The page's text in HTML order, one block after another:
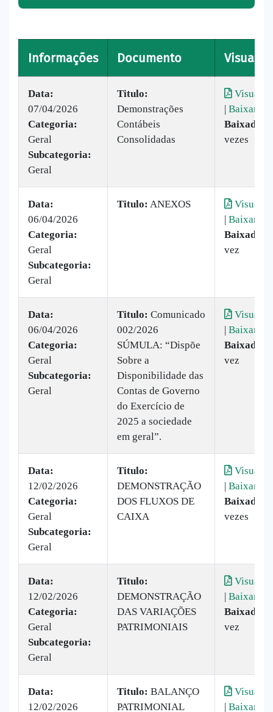
Informações Documento
Data:
07/04/2026
Categoria:
Geral
Subcategoria:
Geral
Titulo:
Demonstrações
Contábeis
Consolidadas
| Baixar
Baixado:
vezes
Data:
06/04/2026
Categoria:
Geral
Subcategoria:
Geral
Titulo: ANEXOS
| Baixar
Baixado:
vez
Data:
06/04/2026
Categoria:
Geral
Subcategoria:
Geral
Titulo: Comunicado
002/2026
SÚMULA: “Dispõe
Sobre a
Disponibilidade das
Contas de Governo
do Exercício de
2025 a sociedade
em geral”.
| Baixar
Baixado:
vez
Data:
12/02/2026
Categoria:
Geral
Subcategoria:
Geral
Titulo:
DEMONSTRAÇÃO
DOS FLUXOS DE
CAIXA
| Baixar
Baixado:
vezes
Data:
12/02/2026
Categoria:
Geral
Subcategoria:
Geral
Titulo:
DEMONSTRAÇÃO
DAS VARIAÇÕES
PATRIMONIAIS
| Baixar
Baixado:
vez
Data:
12/02/2026
Titulo: BALANÇO
PATRIMONIAL
| Baixar